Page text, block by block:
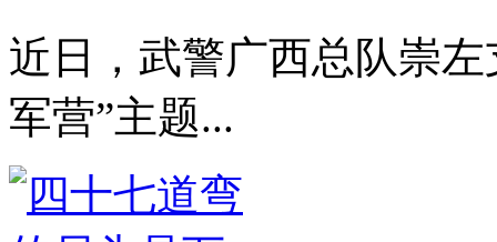
近日，武警广西总队崇
军营”主题...